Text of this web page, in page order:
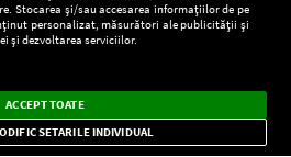
CONFIDENŢIALITATE
știri și alerte
×
Stocarea și/sau accesarea informațiilor de pe
personalizat, măsurători ale publicității și
și dezvoltarea serviciilor.
ACCEPT TOATE
SETARILE INDIVIDUAL